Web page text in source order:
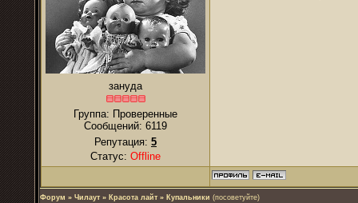
зануда
Группа: Проверенные
Сообщений: 6119
Репутация: 5
Статус: Offline
Форум » Чилаут » Красота лайт » Купальники (посоветуйте)